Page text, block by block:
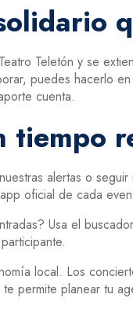
Teletón y se
puedes hacerlo
cuenta.
tiempo
alertas o
oficial de cada
Usa el
local. Los
permite planear tu